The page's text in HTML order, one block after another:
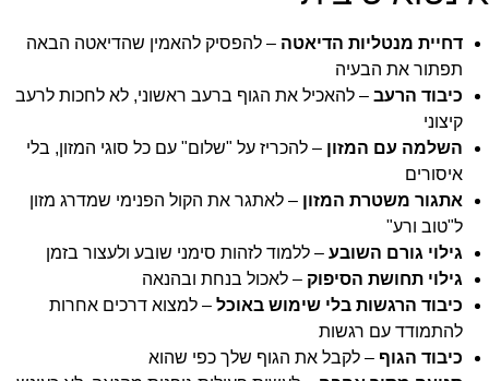
דחיית מנטליות הדיאטה – להפסיק להאמין שהדיאטה הבאה
תפתור את הבעיה
כיבוד הרעב – להאכיל את הגוף ברעב ראשוני, לא לחכות לרעב
קיצוני
השלמה עם המזון – להכריז על "שלום" עם כל סוגי המזון, בלי
איסורים
אתגור משטרת המזון – לאתגר את הקול הפנימי שמדרג מזון
ל"טוב ורע"
גילוי גורם השובע – ללמוד לזהות סימני שובע ולעצור בזמן
גילוי תחושת הסיפוק – לאכול בנחת ובהנאה
כיבוד הרגשות בלי שימוש באוכל – למצוא דרכים אחרות
להתמודד עם רגשות
כיבוד הגוף – לקבל את הגוף שלך כפי שהוא